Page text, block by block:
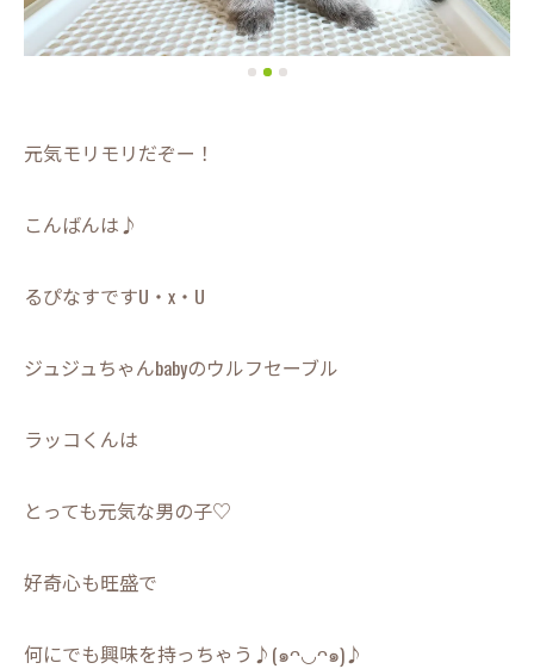
元気モリモリだぞー！
こんばんは♪
るぴなすですU・x・U
ジュジュちゃんbabyのウルフセーブル
ラッコくんは
とっても元気な男の子♡
好奇心も旺盛で
何にでも興味を持っちゃう♪(๑ᴖ◡ᴖ๑)♪